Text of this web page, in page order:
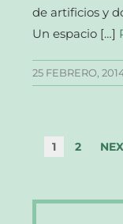
de artificios y
Un espacio […]
25 FEBRERO,
1 2